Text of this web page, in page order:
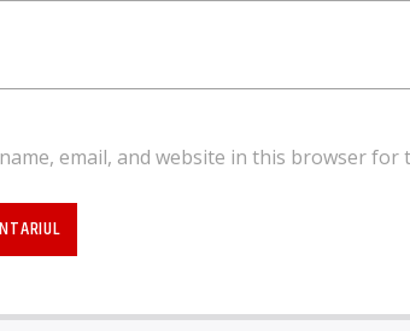
email, and website in this browser for